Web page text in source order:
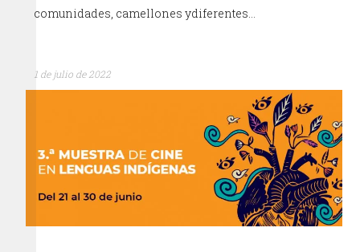
comunidades, camellones ydiferentes…
1 de julio de 2022